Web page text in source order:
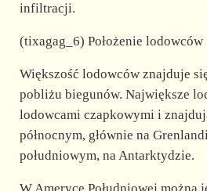
infiltracji.
(tixagag_6) Położenie lodowców
Większość lodowców znajduje
pobliżu biegunów. Największe
lodowcami czapkowymi i
północnym, głównie na
południowym, na Antarktydzie.